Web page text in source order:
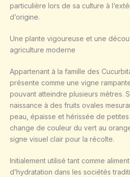
particulière lors de sa culture à
d’origine.
Une plante vigoureuse et une
agriculture moderne
Appartenant à la famille des
présente comme une vigne
pouvant atteindre plusieurs mètres.
naissance à des fruits ovales
peau, épaisse et hérissée de
change de couleur du vert au
signe visuel clair pour la récolte.
Initialement utilisé tant comme
d’hydratation dans les sociétés